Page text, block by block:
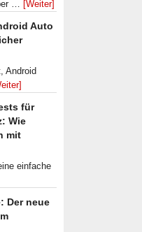
… [Weiter]
Auto
Android
für
Wie
mit
einfache
Der neue